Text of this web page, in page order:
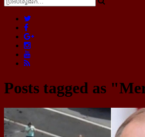
Posts tagged as